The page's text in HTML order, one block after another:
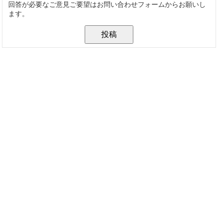
回答が必要なご意見ご要望はお問い合わせフォームからお願いし
ます。